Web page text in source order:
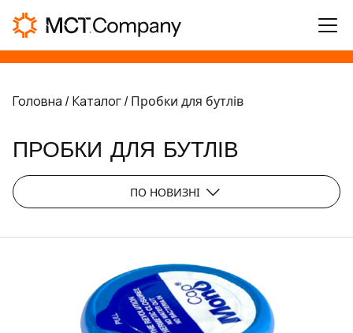
Головна /Каталог /Пробки для бутлів
ПРОБКИ ДЛЯ БУТЛІВ
ПО НОВИЗНІ